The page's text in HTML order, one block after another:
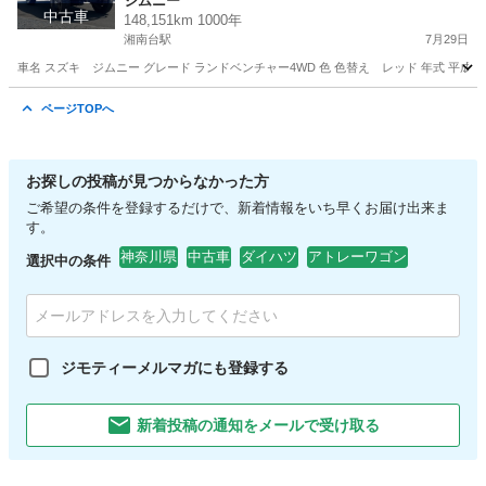
中古車
交換済み調子良好！
148,151km 1000年
湘南台駅 7月29日
車名 スズキ ジムニー グレード ランドベンチャー4WD 色 色替え レッド 年式 平成7
ページTOPへ
お探しの投稿が見つからなかった方
ご希望の条件を登録するだけで、新着情報をいち早くお届け出来ま
す。
選択中の条件 神奈川県 中古車 ダイハツ アトレーワゴン
ジモティーメルマガにも登録する
新着投稿の通知をメールで受け取る